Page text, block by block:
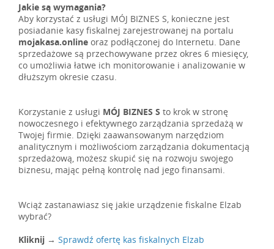
Jakie są wymagania?
Aby korzystać z usługi MÓJ BIZNES S, konieczne jest
posiadanie kasy fiskalnej zarejestrowanej na portalu
mojakasa.online oraz podłączonej do Internetu. Dane
sprzedażowe są przechowywane przez okres 6 miesięcy,
co umożliwia łatwe ich monitorowanie i analizowanie w
dłuższym okresie czasu.
Korzystanie z usługi MÓJ BIZNES S to krok w stronę
nowoczesnego i efektywnego zarządzania sprzedażą w
Twojej firmie. Dzięki zaawansowanym narzędziom
analitycznym i możliwościom zarządzania dokumentacją
sprzedażową, możesz skupić się na rozwoju swojego
biznesu, mając pełną kontrolę nad jego finansami.
Wciąż zastanawiasz się jakie urządzenie fiskalne Elzab
wybrać?
Kliknij → Sprawdź ofertę kas fiskalnych Elzab